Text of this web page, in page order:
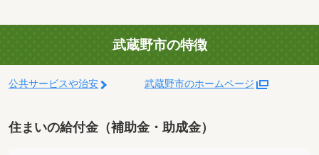
武蔵野市の特徴
公共サービスや治安 武蔵野市のホームページ
住まいの給付金（補助金・助成金）